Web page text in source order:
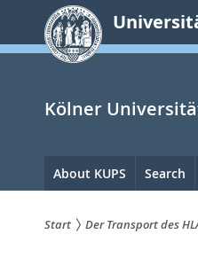
springen
Kölner
Hauptnavigation
About KUPS Search
Start Der Transport des